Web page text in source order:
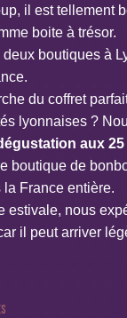
il est tellement
boite à trésor.
boutiques à
du coffret
lyonnaises ?
aux 25
boutique de
la France entière.
estivale, nous
il peut arriver